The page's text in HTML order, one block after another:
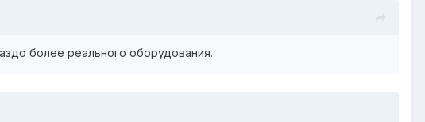
более реального оборудования.